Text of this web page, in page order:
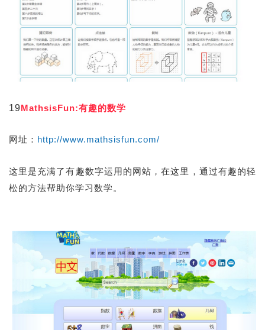
19MathsisFun:有趣的数学
网址： http://www.mathsisfun.com/
这里是充满了有趣数字运用的网站，在这里，通过有趣的轻
松的方法帮助你学习数学。